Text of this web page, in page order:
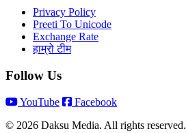
Privacy Policy
Preeti To Unicode
Exchange Rate
हाम्रो टीम
Follow Us
YouTube
Facebook
© 2026 Daksu Media. All rights reserved.